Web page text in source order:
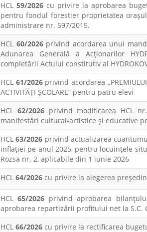
HCL59/2026cu privire la aprobarea
pentru fondul forestier proprietatea
administrare nr. 597/2015.
HCL 60/2026 privind acordarea unui
Adunarea Generală a Acționarilor
completării Actului constitutiv al
HCL 61/2026 privind acordarea „PREMIULUI
ACTIVITĂŢI ŞCOLARE” pentru patru elevi
HCL62/2026 privind modificarea HCL
manifestări cultural-artistice şi educative
HCL63/2026 privind actualizarea
inflației pe anul 2025, pentru locuințele
Rozsa nr. 2, aplicabile din 1 iunie 2026
HCL 64/2026 cu privire la alegerea
HCL65/2026 privind aprobarea
aprobarea repartizării profitului net la S.C.
HCL 66/2026 cu privire la rectificarea